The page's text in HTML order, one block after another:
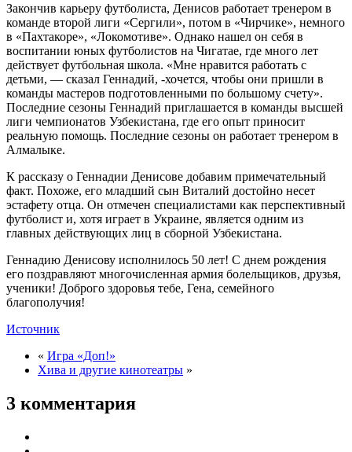
Закончив карьеру футболиста, Денисов работает тренером в
команде второй лиги «Сергили», потом в «Чирчике», немного
в «Пахтакоре», «Локомотиве». Однако нашел он себя в
воспитании юных футболистов на Чигатае, где много лет
действует футбольная школа. «Мне нравится работать с
детьми, — сказал Геннадий, -хочется, чтобы они пришли в
команды мастеров подготовленными по большому счету».
Последние сезоны Геннадий приглашается в команды высшей
лиги чемпионатов Узбекистана, где его опыт приносит
реальную помощь. Последние сезоны он работает тренером в
Алмалыке.
К рассказу о Геннадии Денисове добавим примечательный
факт. Похоже, его младший сын Виталий достойно несет
эстафету отца. Он отмечен специалистами как перспективный
футболист и, хотя играет в Украине, является одним из
главных действующих лиц в сборной Узбекистана.
Геннадию Денисову исполнилось 50 лет! С днем рождения
его поздравляют многочисленная армия болельщиков, друзья,
ученики! Доброго здоровья тебе, Гена, семейного
благополучия!
Источник
« Игра «Доп!»
Хива и другие кинотеатры »
3 комментария